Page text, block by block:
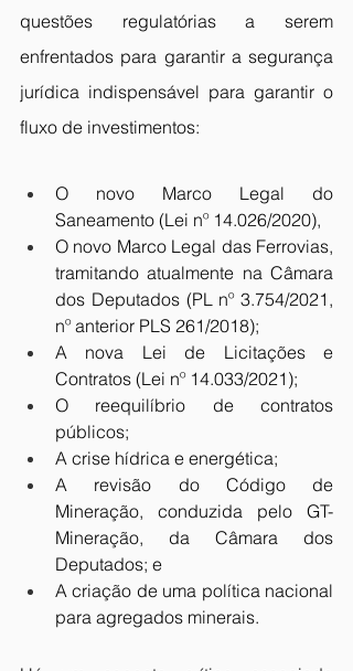
questões regulatórias a serem
enfrentados para garantir a segurança
jurídica indispensável para garantir o
fluxo de investimentos:
O novo Marco Legal do
Saneamento (Lei nº 14.026/2020),
O novo Marco Legal das Ferrovias,
tramitando atualmente na Câmara
dos Deputados (PL nº 3.754/2021,
nº anterior PLS 261/2018);
A nova Lei de Licitações e
Contratos (Lei nº 14.033/2021);
O reequilíbrio de contratos
públicos;
A crise hídrica e energética;
A revisão do Código de
Mineração, conduzida pelo GT-
Mineração, da Câmara dos
Deputados; e
A criação de uma política nacional
para agregados minerais.